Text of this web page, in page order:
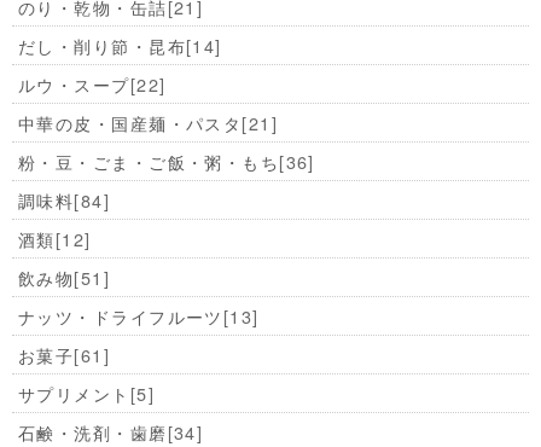
のり・乾物・缶詰[21]
だし・削り節・昆布[14]
ルウ・スープ[22]
中華の皮・国産麺・パスタ[21]
粉・豆・ごま・ご飯・粥・もち[36]
調味料[84]
酒類[12]
飲み物[51]
ナッツ・ドライフルーツ[13]
お菓子[61]
サプリメント [5]
石鹸・洗剤・歯磨[34]